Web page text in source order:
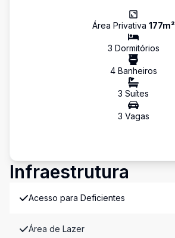
Área Privativa 177m²
3 Dormitórios
4Banheiros
3 Suítes
3 Vagas
Infraestrutura
Acesso para Deficientes
Área de Lazer